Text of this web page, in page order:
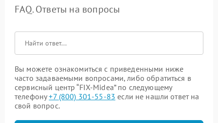
FAQ. Ответы на вопросы
Вы можете ознакомиться с приведенными ниже
часто задаваемыми вопросами, либо обратиться в
сервисный центр “FIX-Midea” по следующему
телефону+7 (800) 301-55-83 если не нашли ответ на
свой вопрос.